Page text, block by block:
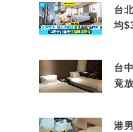
台
均
台
竟
港